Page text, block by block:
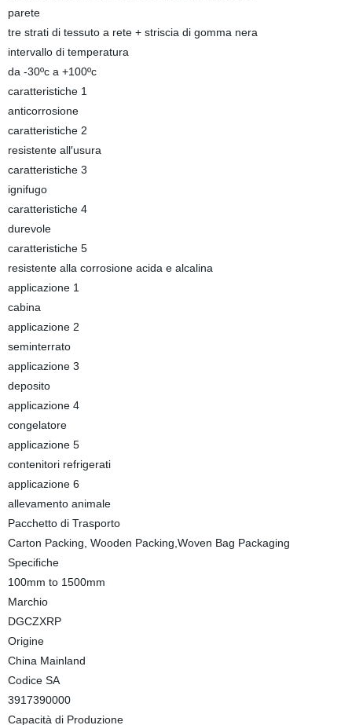
parete
tre strati di tessuto a rete + striscia di gomma nera
intervallo di temperatura
da -30ºc a +100ºc
caratteristiche 1
anticorrosione
caratteristiche 2
resistente all′usura
caratteristiche 3
ignifugo
caratteristiche 4
durevole
caratteristiche 5
resistente alla corrosione acida e alcalina
applicazione 1
cabina
applicazione 2
seminterrato
applicazione 3
deposito
applicazione 4
congelatore
applicazione 5
contenitori refrigerati
applicazione 6
allevamento animale
Pacchetto di Trasporto
Carton Packing, Wooden Packing,Woven Bag Packaging
Specifiche
100mm to 1500mm
Marchio
DGCZXRP
Origine
China Mainland
Codice SA
3917390000
Capacità di Produzione